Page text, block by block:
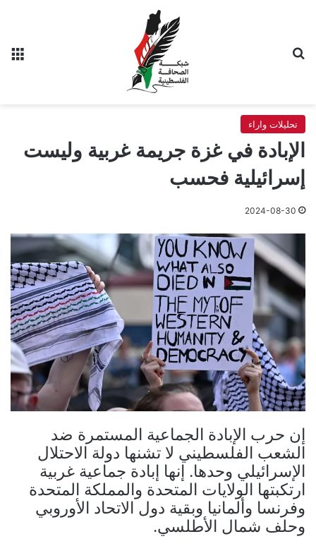
تحليلات واراء
الإبادة في غزة جريمة غربية وليست
إسرائيلية فحسب
2024-08-30
إن حرب الإبادة الجماعية المستمرة ضد
الشعب الفلسطيني لا تشنها دولة الاحتلال
الإسرائيلي وحدها. إنها إبادة جماعية غربية
ارتكبتها الولايات المتحدة والمملكة المتحدة
وفرنسا وألمانيا وبقية دول الاتحاد الأوروبي
وحلف شمال الأطلسي.